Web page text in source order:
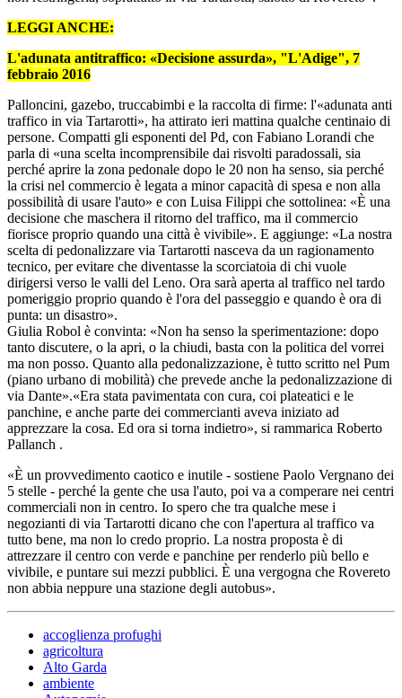
LEGGI ANCHE:
L'adunata antitraffico: «Decisione assurda», "L'Adige", 7
febbraio 2016
Palloncini, gazebo, truccabimbi e la raccolta di firme: l'«adunata anti
traffico in via Tartarotti», ha attirato ieri mattina qualche centinaio di
persone. Compatti gli esponenti del Pd, con Fabiano Lorandi che
parla di «una scelta incomprensibile dai risvolti paradossali, sia
perché aprire la zona pedonale dopo le 20 non ha senso, sia perché
la crisi nel commercio è legata a minor capacità di spesa e non alla
possibilità di usare l'auto» e con Luisa Filippi che sottolinea: «È una
decisione che maschera il ritorno del traffico, ma il commercio
fiorisce proprio quando una città è vivibile». E aggiunge: «La nostra
scelta di pedonalizzare via Tartarotti nasceva da un ragionamento
tecnico, per evitare che diventasse la scorciatoia di chi vuole
dirigersi verso le valli del Leno. Ora sarà aperta al traffico nel tardo
pomeriggio proprio quando è l'ora del passeggio e quando è ora di
punta: un disastro».
Giulia Robol è convinta: «Non ha senso la sperimentazione: dopo
tanto discutere, o la apri, o la chiudi, basta con la politica del vorrei
ma non posso. Quanto alla pedonalizzazione, è tutto scritto nel Pum
(piano urbano di mobilità) che prevede anche la pedonalizzazione di
via Dante».«Era stata pavimentata con cura, coi plateatici e le
panchine, e anche parte dei commercianti aveva iniziato ad
apprezzare la cosa. Ed ora si torna indietro», si rammarica Roberto
Pallanch .
«È un provvedimento caotico e inutile - sostiene Paolo Vergnano dei
5 stelle - perché la gente che usa l'auto, poi va a comperare nei centri
commerciali non in centro. Io spero che tra qualche mese i
negozianti di via Tartarotti dicano che con l'apertura al traffico va
tutto bene, ma non lo credo proprio. La nostra proposta è di
attrezzare il centro con verde e panchine per renderlo più bello e
vivibile, e puntare sui mezzi pubblici. È una vergogna che Rovereto
non abbia neppure una stazione degli autobus».
accoglienza profughi
agricoltura
Alto Garda
ambiente